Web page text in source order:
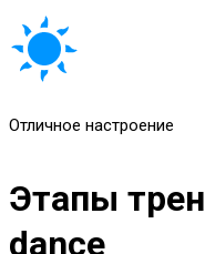
Отличное настроение
Этапы
dance